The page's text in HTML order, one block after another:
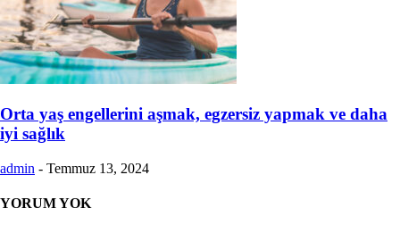
Orta yaş engellerini aşmak, egzersiz yapmak ve daha
iyi sağlık
admin - Temmuz 13, 2024
YORUM YOK